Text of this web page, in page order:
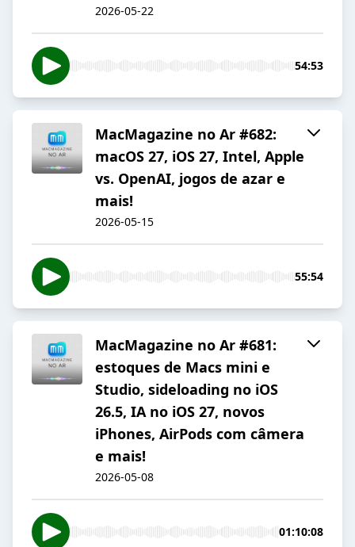
2026-05-22
54:53
MacMagazine no Ar #682:
macOS 27, iOS 27, Intel, Apple
vs. OpenAI, jogos de azar e
mais!
2026-05-15
55:54
MacMagazine no Ar #681:
estoques de Macs mini e
Studio, sideloading no iOS
26.5, IA no iOS 27, novos
iPhones, AirPods com câmera
e mais!
2026-05-08
01:10:08